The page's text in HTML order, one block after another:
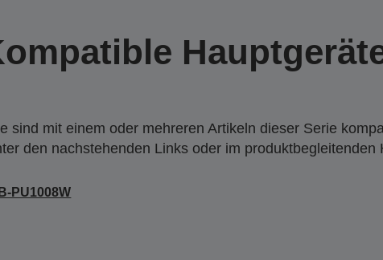
sind mit einem oder mehreren Artikeln dieser Serie
den nachstehenden Links oder im produktbegleitenden
PU1008W